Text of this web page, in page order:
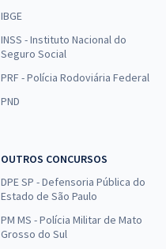
IBGE
INSS - Instituto Nacional do
Seguro Social
PRF - Polícia Rodoviária Federal
PND
OUTROS CONCURSOS
DPE SP - Defensoria Pública do
Estado de São Paulo
PM MS - Polícia Militar de Mato
Grosso do Sul